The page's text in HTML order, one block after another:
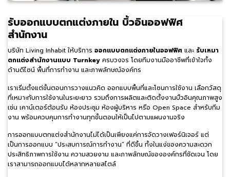
รับออกแบบตกแต่งภายใน บิ้วอินออฟฟิศ
สำนักงาน
บริษัท Living Inhabit ให้บริการ ออกแบบตกแต่งภายในออฟฟิศ และ รับเหมา
ตกแต่งสำนักงานแบบ Turnkey ครบวงจร โดยทีมงานมืออาชีพที่เข้าใจทั้ง
ด้านดีไซน์ พื้นที่การทำงาน และภาพลักษณ์องค์กร
เราเริ่มตั้งแต่ขั้นตอนการวางแนวคิด ออกแบบพื้นที่และโซนการใช้งาน เลือกวัสดุ
ที่เหมาะกับการใช้งานในระยะยาว รวมถึงการผลิตและติดตั้งงานบิ้วอินคุณภาพสูง
เช่น เคาน์เตอร์ต้อนรับ ห้องประชุม ห้องผู้บริหาร หรือ Open Space สำหรับทีม
งาน พร้อมควบคุมการทำงานทุกขั้นตอนให้เป็นไปตามแผนงานจริง
การออกแบบตกแต่งสำนักงานไม่ได้เป็นเพียงแค่การจัดวางเฟอร์นิเจอร์ แต่
เป็นการออกแบบ “ประสบการณ์การทำงาน” ที่ดีขึ้น ทั้งในแง่ของความสะดวก
ประสิทธิภาพการใช้งาน ความสวยงาม และภาพลักษณ์ขององค์กรที่ชัดเจน โดย
เราสามารถออกแบบได้หลากหลายสไตล์